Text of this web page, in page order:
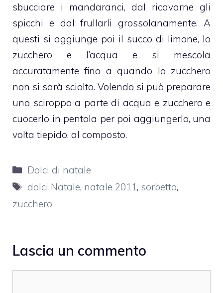
sbucciare i mandaranci, dal ricavarne gli
spicchi e dal frullarli grossolanamente. A
questi si aggiunge poi il succo di limone, lo
zucchero e l’acqua e si mescola
accuratamente fino a quando lo zucchero
non si sarà sciolto. Volendo si può preparare
uno sciroppo a parte di acqua e zucchero e
cuocerlo in pentola per poi aggiungerlo, una
volta tiepido, al composto.
Categorie
Dolci di natale
Tag
dolci Natale, natale 2011, sorbetto,
zucchero
Lascia un commento